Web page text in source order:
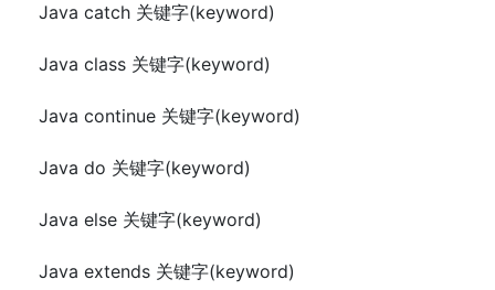
Java catch 关键字(keyword)
Java class 关键字(keyword)
Java continue 关键字(keyword)
Java do 关键字(keyword)
Java else 关键字(keyword)
Java extends 关键字(keyword)